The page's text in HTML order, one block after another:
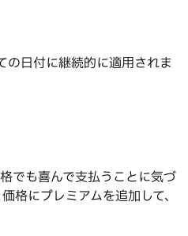
日付に継続的に適用されま
でも喜んで支払うことに気づ
にプレミアムを追加して、